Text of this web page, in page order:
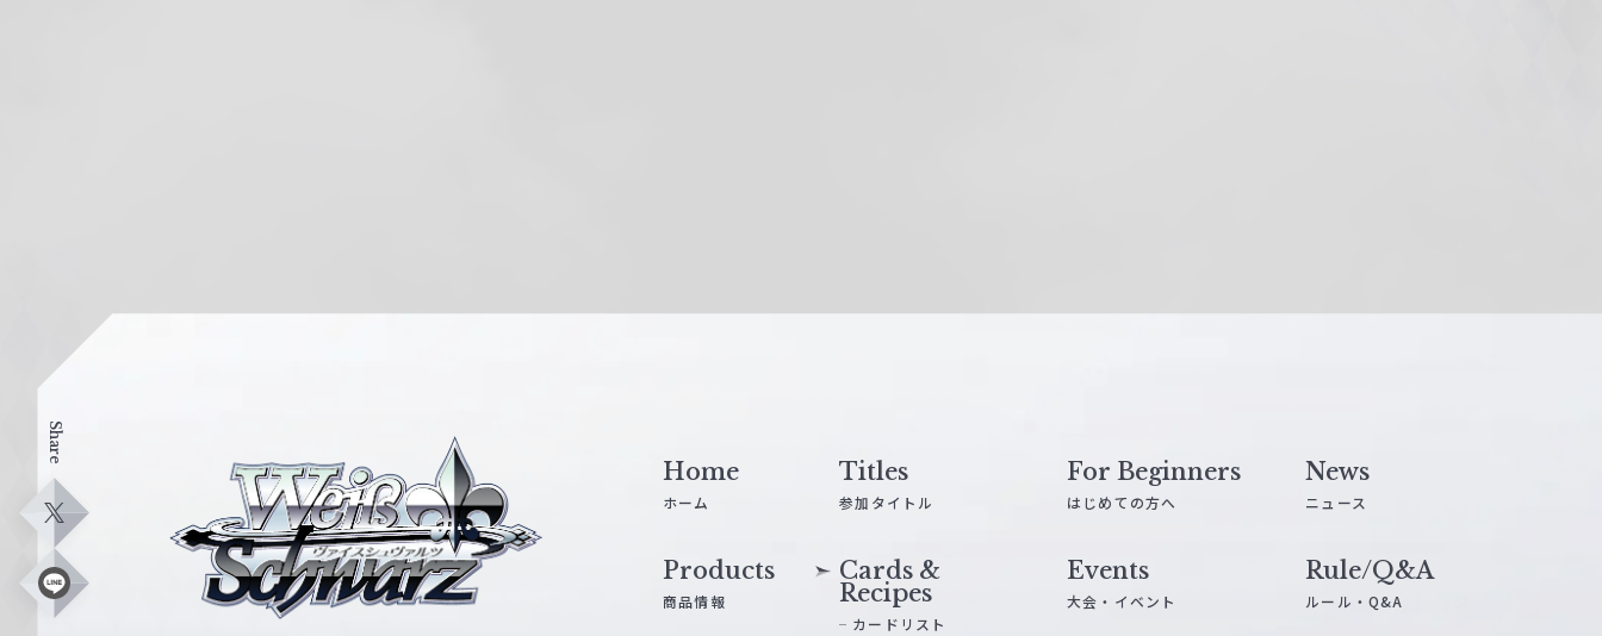
Share
X
L
ス
Home
ホーム
Titles
参加タイトル
For Beginners
はじめての方へ
News
ニュース
Products
商品情報
Cards &
Recipes
カードリスト
Events
大会・イベント
Rule/Q&A
ルール・Q&A